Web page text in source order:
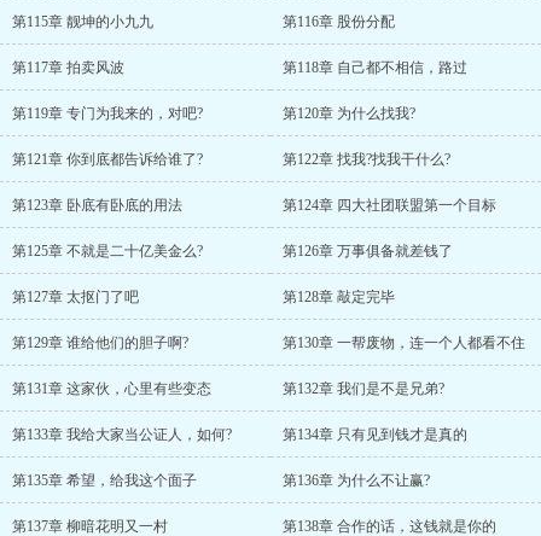
第115章 靓坤的小九九 第116章 股份分配
第117章 拍卖风波 第118章 自己都不相信，路过
第119章 专门为我来的，对吧? 第120章 为什么找我?
第121章 你到底都告诉给谁了? 第122章 找我?找我干什么?
第123章 卧底有卧底的用法 第124章 四大社团联盟第一个目标
第125章 不就是二十亿美金么? 第126章 万事俱备就差钱了
第127章 太抠门了吧 第128章 敲定完毕
第129章 谁给他们的胆子啊? 第130章 一帮废物，连一个人都看不住
第131章 这家伙，心里有些变态 第132章 我们是不是兄弟?
第133章 我给大家当公证人，如何? 第134章 只有见到钱才是真的
第135章 希望，给我这个面子 第136章 为什么不让赢?
第137章 柳暗花明又一村 第138章 合作的话，这钱就是你的